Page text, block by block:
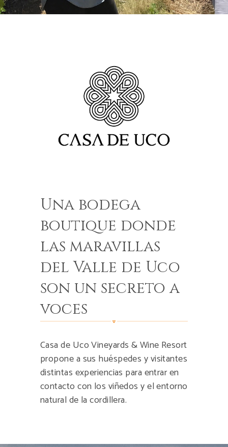
Una bodega
boutique donde
las maravillas
del Valle de Uco
son un secreto a
voces
Casa de Uco Vineyards & Wine Resort
propone a sus huéspedes y visitantes
distintas experiencias para entrar en
contacto con los viñedos y el entorno
natural de la cordillera.